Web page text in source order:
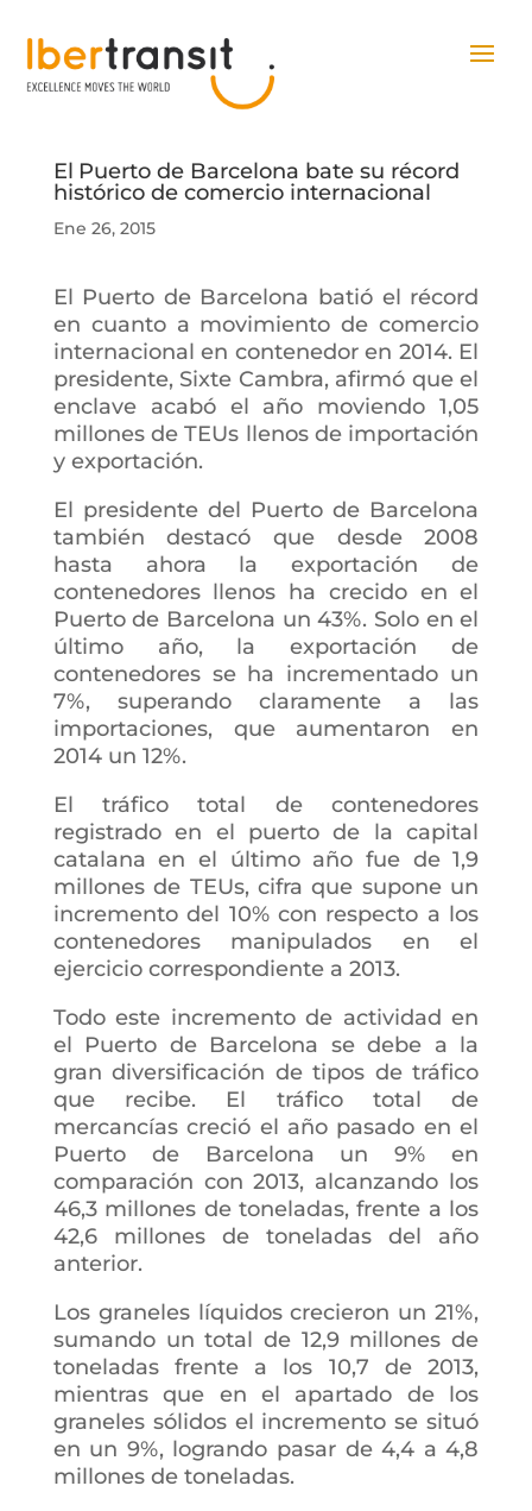
El Puerto de Barcelona bate su récord
histórico de comercio internacional
Ene 26, 2015
El Puerto de Barcelona batió el récord
en cuanto a movimiento de comercio
internacional en contenedor en 2014. El
presidente, Sixte Cambra, afirmó que el
enclave acabó el año moviendo 1,05
millones de TEUs llenos de importación
y exportación.
El presidente del Puerto de Barcelona
también destacó que desde 2008
hasta ahora la exportación de
contenedores llenos ha crecido en el
Puerto de Barcelona un 43%. Solo en el
último año, la exportación de
contenedores se ha incrementado un
7%, superando claramente a las
importaciones, que aumentaron en
2014 un 12%.
El tráfico total de contenedores
registrado en el puerto de la capital
catalana en el último año fue de 1,9
millones de TEUs, cifra que supone un
incremento del 10% con respecto a los
contenedores manipulados en el
ejercicio correspondiente a 2013.
Todo este incremento de actividad en
el Puerto de Barcelona se debe a la
gran diversificación de tipos de tráfico
que recibe. El tráfico total de
mercancías creció el año pasado en el
Puerto de Barcelona un 9% en
comparación con 2013, alcanzando los
46,3 millones de toneladas, frente a los
42,6 millones de toneladas del año
anterior.
Los graneles líquidos crecieron un 21%,
sumando un total de 12,9 millones de
toneladas frente a los 10,7 de 2013,
mientras que en el apartado de los
graneles sólidos el incremento se situó
en un 9%, logrando pasar de 4,4 a 4,8
millones de toneladas.